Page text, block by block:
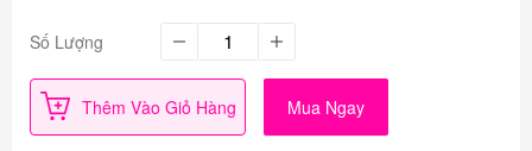
Số Lượng
Thêm Vào Giỏ Hàng Mua Ngay